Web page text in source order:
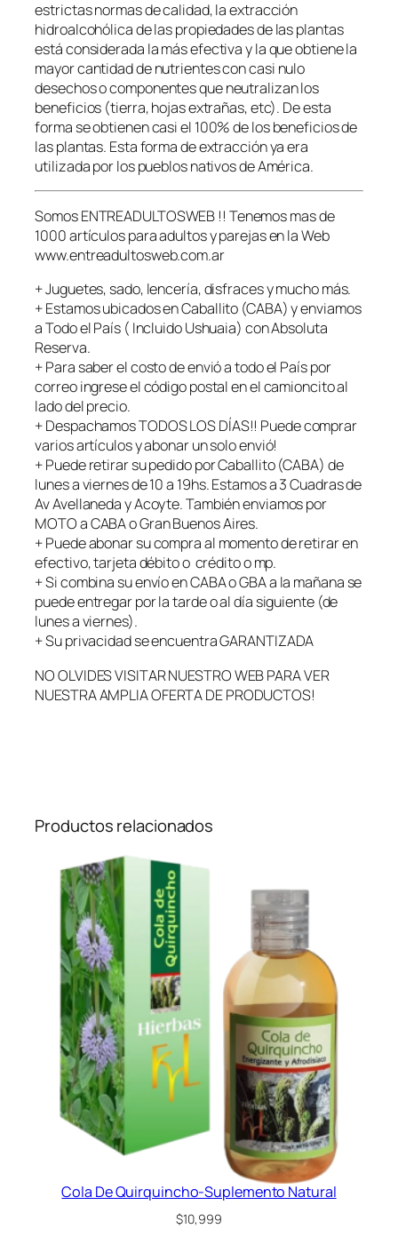
a
n
t
e
S
e
x
u
a
l
M
a
s
u
l
i
n
o
c
a
n
t
i
d
a
d
estrictas normas de calidad, la extracción
hidroalcohólica de las propiedades de las plantas
está considerada la más efectiva y la que obtiene la
mayor cantidad de nutrientes con casi nulo
desechos o componentes que neutralizan los
beneficios (tierra, hojas extrañas, etc). De esta
forma se obtienen casi el 100% de los beneficios de
las plantas. Esta forma de extracción ya era
utilizada por los pueblos nativos de América.
Somos ENTREADULTOSWEB !! Tenemos mas de
1000 artículos para adultos y parejas en la Web
www.entreadultosweb.com.ar
+ Juguetes, sado, lencería, disfraces y mucho más.
+ Estamos ubicados en Caballito (CABA) y enviamos
a Todo el País ( Incluido Ushuaia) con Absoluta
Reserva.
+ Para saber el costo de envió a todo el País por
correo ingrese el código postal en el camioncito al
lado del precio.
+ Despachamos TODOS LOS DÍAS!! Puede comprar
varios artículos y abonar un solo envió!
+ Puede retirar su pedido por Caballito (CABA) de
lunes a viernes de 10 a 19hs. Estamos a 3 Cuadras de
Av Avellaneda y Acoyte. También enviamos por
MOTO a CABA o Gran Buenos Aires.
+ Puede abonar su compra al momento de retirar en
efectivo, tarjeta débito o crédito o mp.
+ Si combina su envío en CABA o GBA a la mañana se
puede entregar por la tarde o al día siguiente (de
lunes a viernes).
+ Su privacidad se encuentra GARANTIZADA
NO OLVIDES VISITAR NUESTRO WEB PARA VER
NUESTRA AMPLIA OFERTA DE PRODUCTOS!
Productos relacionados
Cola De Quirquincho-Suplemento Natural
$10,999